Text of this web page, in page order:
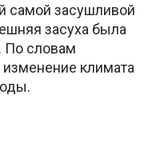
самой засушливой
засуха была
По словам
изменение климата